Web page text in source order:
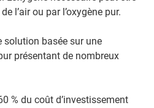
l’air ou par l’oxygène pur.
solution basée sur une
présentant de nombreux
% du coût d’investissement